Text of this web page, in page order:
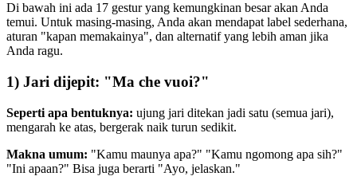
Di bawah ini ada 17 gestur yang kemungkinan besar akan Anda
temui. Untuk masing-masing, Anda akan mendapat label sederhana,
aturan "kapan memakainya", dan alternatif yang lebih aman jika
Anda ragu.
1) Jari dijepit: "Ma che vuoi?"
Seperti apa bentuknya: ujung jari ditekan jadi satu (semua jari),
mengarah ke atas, bergerak naik turun sedikit.
Makna umum: "Kamu maunya apa?" "Kamu ngomong apa sih?"
"Ini apaan?" Bisa juga berarti "Ayo, jelaskan."